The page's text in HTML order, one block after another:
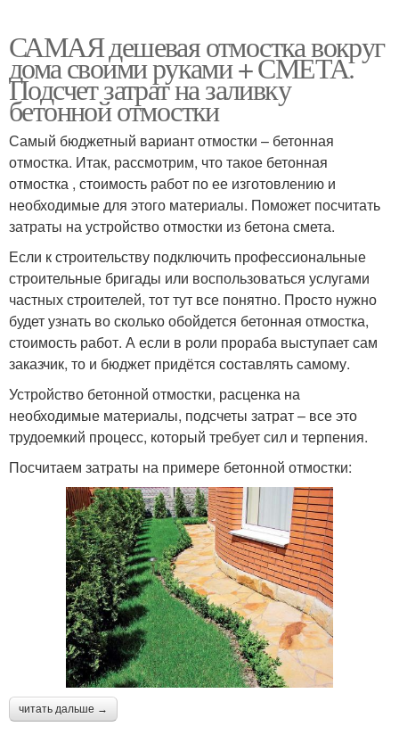
САМАЯ дешевая отмостка вокруг
дома своими руками + СМЕТА.
Подсчет затрат на заливку
бетонной отмостки
Самый бюджетный вариант отмостки – бетонная
отмостка. Итак, рассмотрим, что такое бетонная
отмостка , стоимость работ по ее изготовлению и
необходимые для этого материалы. Поможет посчитать
затраты на устройство отмостки из бетона смета.
Если к строительству подключить профессиональные
строительные бригады или воспользоваться услугами
частных строителей, тот тут все понятно. Просто нужно
будет узнать во сколько обойдется бетонная отмостка,
стоимость работ. А если в роли прораба выступает сам
заказчик, то и бюджет придётся составлять самому.
Устройство бетонной отмостки, расценка на
необходимые материалы, подсчеты затрат – все это
трудоемкий процесс, который требует сил и терпения.
Посчитаем затраты на примере бетонной отмостки:
читать дальше →